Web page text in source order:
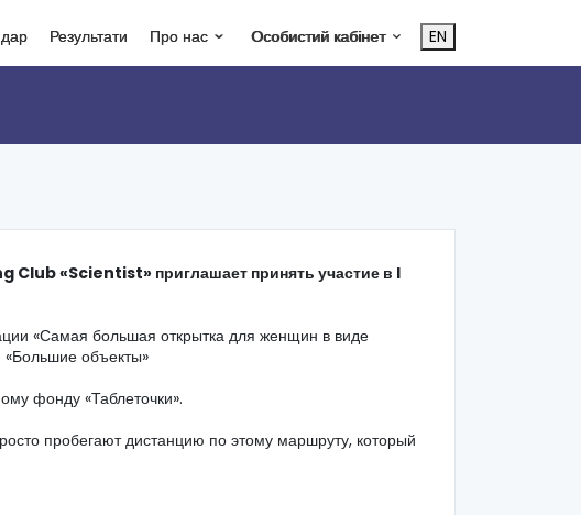
Результати Про нас Особистий кабінет EN
«Scientist» приглашает принять участие в I
«Самая большая открытка для женщин в виде
«Большие объекты»
фонду «Таблеточки».
пробегают дистанцию по этому маршруту, который